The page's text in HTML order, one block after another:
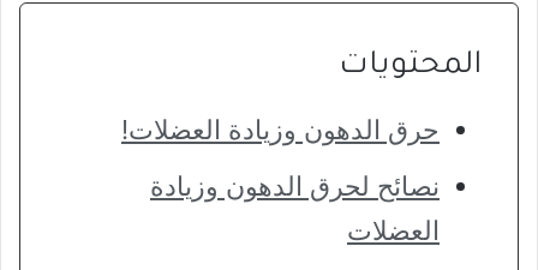
المحتويات
حرق الدهون وزيادة العضلات!
نصائح لحرق الدهون وزيادة
العضلات